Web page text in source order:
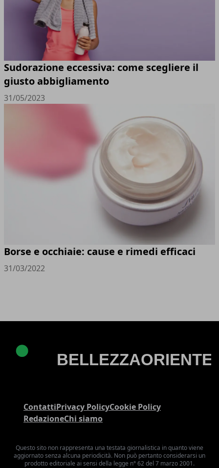
Sudorazione eccessiva: come scegliere il
giusto abbigliamento
31/05/2023
Borse e occhiaie: cause e rimedi efficaci
31/03/2022
ContattiPrivacy PolicyCookie Policy
RedazioneChi siamo
Questo sito non rappresenta una testata giornalistica in quanto viene
aggiornato senza alcuna periodicità. Non può pertanto considerarsi un
prodotto editoriale ai sensi della legge n° 62 del 7 marzo 2001.